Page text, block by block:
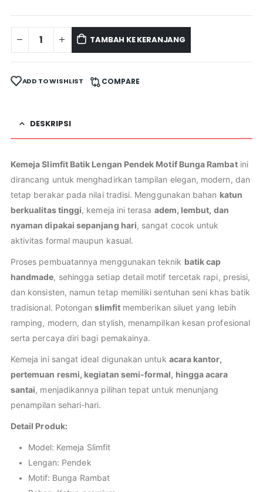
TAMBAH KE KERANJANG
ADD TO WISHLIST COMPARE
DESKRIPSI
Kemeja Slimfit Batik Lengan Pendek Motif Bunga Rambatini
dirancang untuk menghadirkan tampilan elegan, modern, dan
tetap berakar pada nilai tradisi. Menggunakan bahan katun
berkualitas tinggi, kemeja ini terasa adem, lembut, dan
nyaman dipakai sepanjang hari, sangat cocok untuk
aktivitas formal maupun kasual.
Proses pembuatannya menggunakan teknik batik cap
handmade, sehingga setiap detail motif tercetak rapi, presisi,
dan konsisten, namun tetap memiliki sentuhan seni khas batik
tradisional. Potonganslimfitmemberikan siluet yang lebih
ramping, modern, dan stylish, menampilkan kesan profesional
serta percaya diri bagi pemakainya.
Kemeja ini sangat ideal digunakan untuk acara kantor,
pertemuan resmi, kegiatan semi-formal, hingga acara
santai, menjadikannya pilihan tepat untuk menunjang
penampilan sehari-hari.
Detail Produk:
Model: Kemeja Slimfit
Lengan: Pendek
Motif: Bunga Rambat